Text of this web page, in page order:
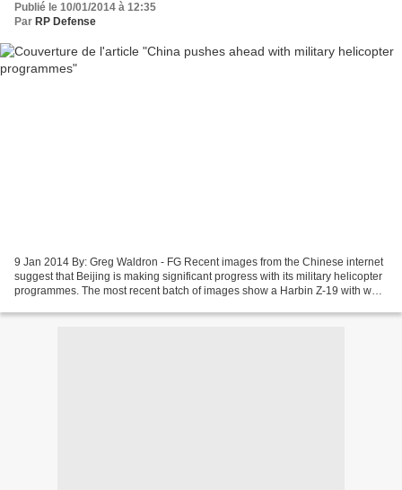
Publié le 10/01/2014 à 12:35
Par RP Defense
9 Jan 2014 By: Greg Waldron - FG Recent images from the Chinese internet
suggest that Beijing is making significant progress with its military helicopter
programmes. The most recent batch of images show a Harbin Z-19 with what